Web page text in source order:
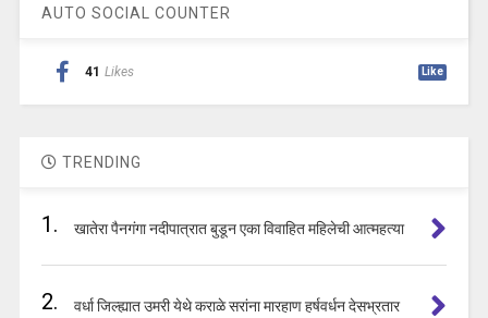
AUTO SOCIAL COUNTER
41 Likes Like
TRENDING
1. खातेरा पैनगंगा नदीपात्रात बुडून एका विवाहित महिलेची आत्महत्या
2. वर्धा जिल्ह्यात उमरी येथे कराळे सरांना मारहाण हर्षवर्धन देसभ्रतार